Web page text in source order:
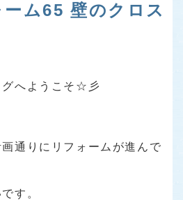
ム65 壁のクロス
グへようこそ☆彡
通りにリフォームが進んで
す。